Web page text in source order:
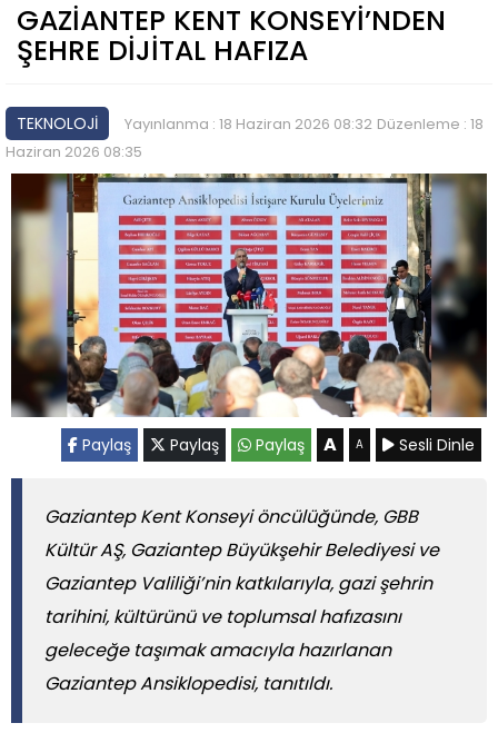
GAZİANTEP KENT KONSEYİ’NDEN
ŞEHRE DİJİTAL HAFIZA
TEKNOLOJİ Yayınlanma : 18 Haziran 2026 08:32 Düzenleme : 18
Haziran 2026 08:35
Paylaş Paylaş Paylaş A A Sesli Dinle
Gaziantep Kent Konseyi öncülüğünde, GBB
Kültür AŞ, Gaziantep Büyükşehir Belediyesi ve
Gaziantep Valiliği’nin katkılarıyla, gazi şehrin
tarihini, kültürünü ve toplumsal hafızasını
geleceğe taşımak amacıyla hazırlanan
Gaziantep Ansiklopedisi, tanıtıldı.